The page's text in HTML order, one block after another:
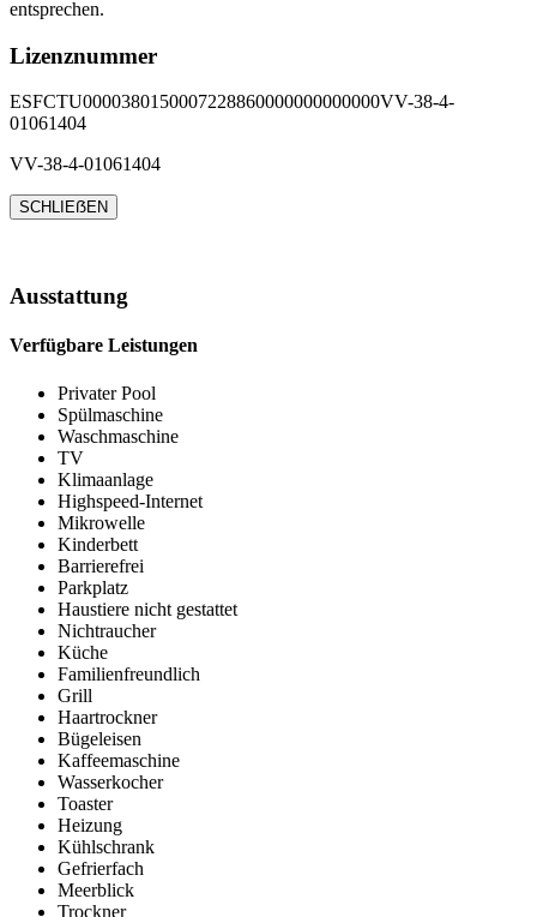
entsprechen.
Lizenznummer
ESFCTU0000380150007228860000000000000VV-38-4-
01061404
VV-38-4-01061404
SCHLIEẞEN
Ausstattung
Verfügbare Leistungen
Privater Pool
Spülmaschine
Waschmaschine
TV
Klimaanlage
Highspeed-Internet
Mikrowelle
Kinderbett
Barrierefrei
Parkplatz
Haustiere nicht gestattet
Nichtraucher
Küche
Familienfreundlich
Grill
Haartrockner
Bügeleisen
Kaffeemaschine
Wasserkocher
Toaster
Heizung
Kühlschrank
Gefrierfach
Meerblick
Trockner